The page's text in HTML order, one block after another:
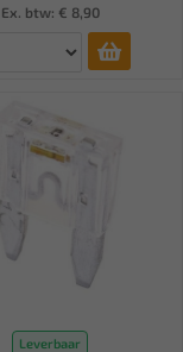
Ex. btw: € 8,90
Leverbaar